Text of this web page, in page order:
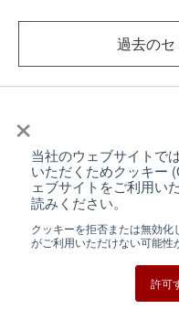
×
当社のウェブサイトで
いただくためクッキー
ェブサイトをご利用い
読みください。
クッキーを拒否または無効
がご利用いただけない可能性
許可
過去のセ
オンデマン
見逃したウェ